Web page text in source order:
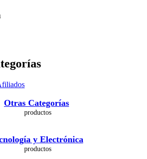
Otras Categorías
y Electrónica